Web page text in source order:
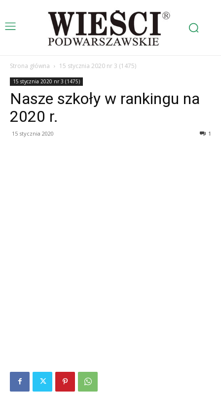
Strona główna 15 stycznia 2020 nr 3 (1475)
15 stycznia 2020 nr 3 (1475)
Nasze szkoły w rankingu na
2020 r.
15 stycznia 2020 1